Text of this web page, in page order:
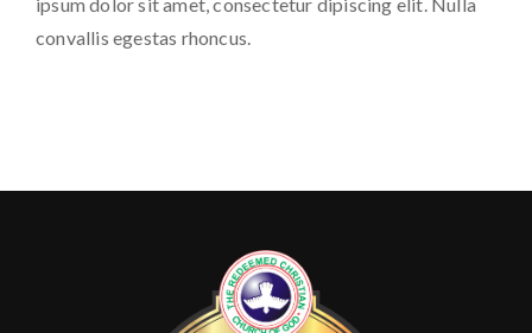
convallis egestas rhoncus.